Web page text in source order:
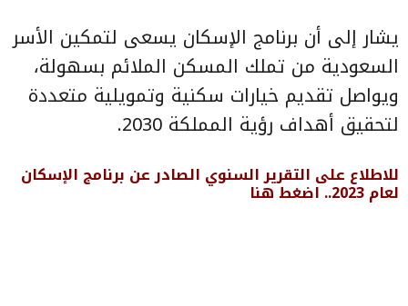
يشار إلى أن برنامج الإسكان يسعى لتمكين الأسر
السعودية من تملك المسكن الملائم بسهولة،
ويواصل تقديم خيارات سكنية وتمويلية متعددة
لتحقيق أهداف رؤية المملكة 2030.
للاطلاع على التقرير السنوي الصادر عن برنامج الإسكان
لعام 2023.. اضغط هنا